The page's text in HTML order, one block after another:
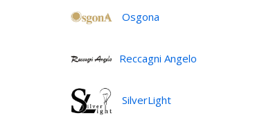
Osgona
Reccagni Angelo
SilverLight